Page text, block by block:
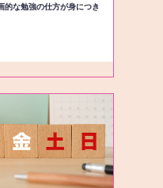
的な勉強の仕方が身につき